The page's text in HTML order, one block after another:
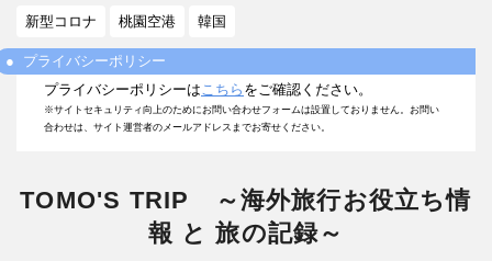
新型コロナ 桃園空港 韓国
プライバシーポリシー
プライバシーポリシーはこちら をご確認ください。
※サイトセキュリティ向上のためにお問い合わせフォームは設置しておりません。お問い
合わせは、サイト運営者のメールアドレスまでお寄せください。
TOMO'S TRIP ～海外旅行お役立ち情
報 と 旅の記録～